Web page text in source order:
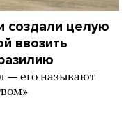
создали целую
ввозить
— его называют